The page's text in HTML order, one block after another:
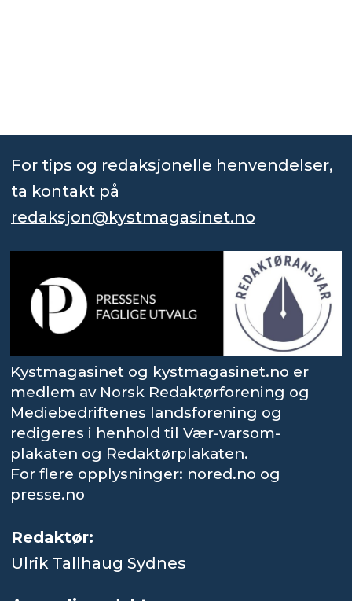
For tips og redaksjonelle henvendelser,
ta kontakt på
redaksjon@kystmagasinet.no
Kystmagasinet og kystmagasinet.no er
medlem av Norsk Redaktørforening og
Mediebedriftenes landsforening og
redigeres i henhold til Vær-varsom-
plakaten og Redaktørplakaten.
For flere opplysninger: nored.no og
presse.no
Redaktør:
Ulrik Tallhaug Sydnes